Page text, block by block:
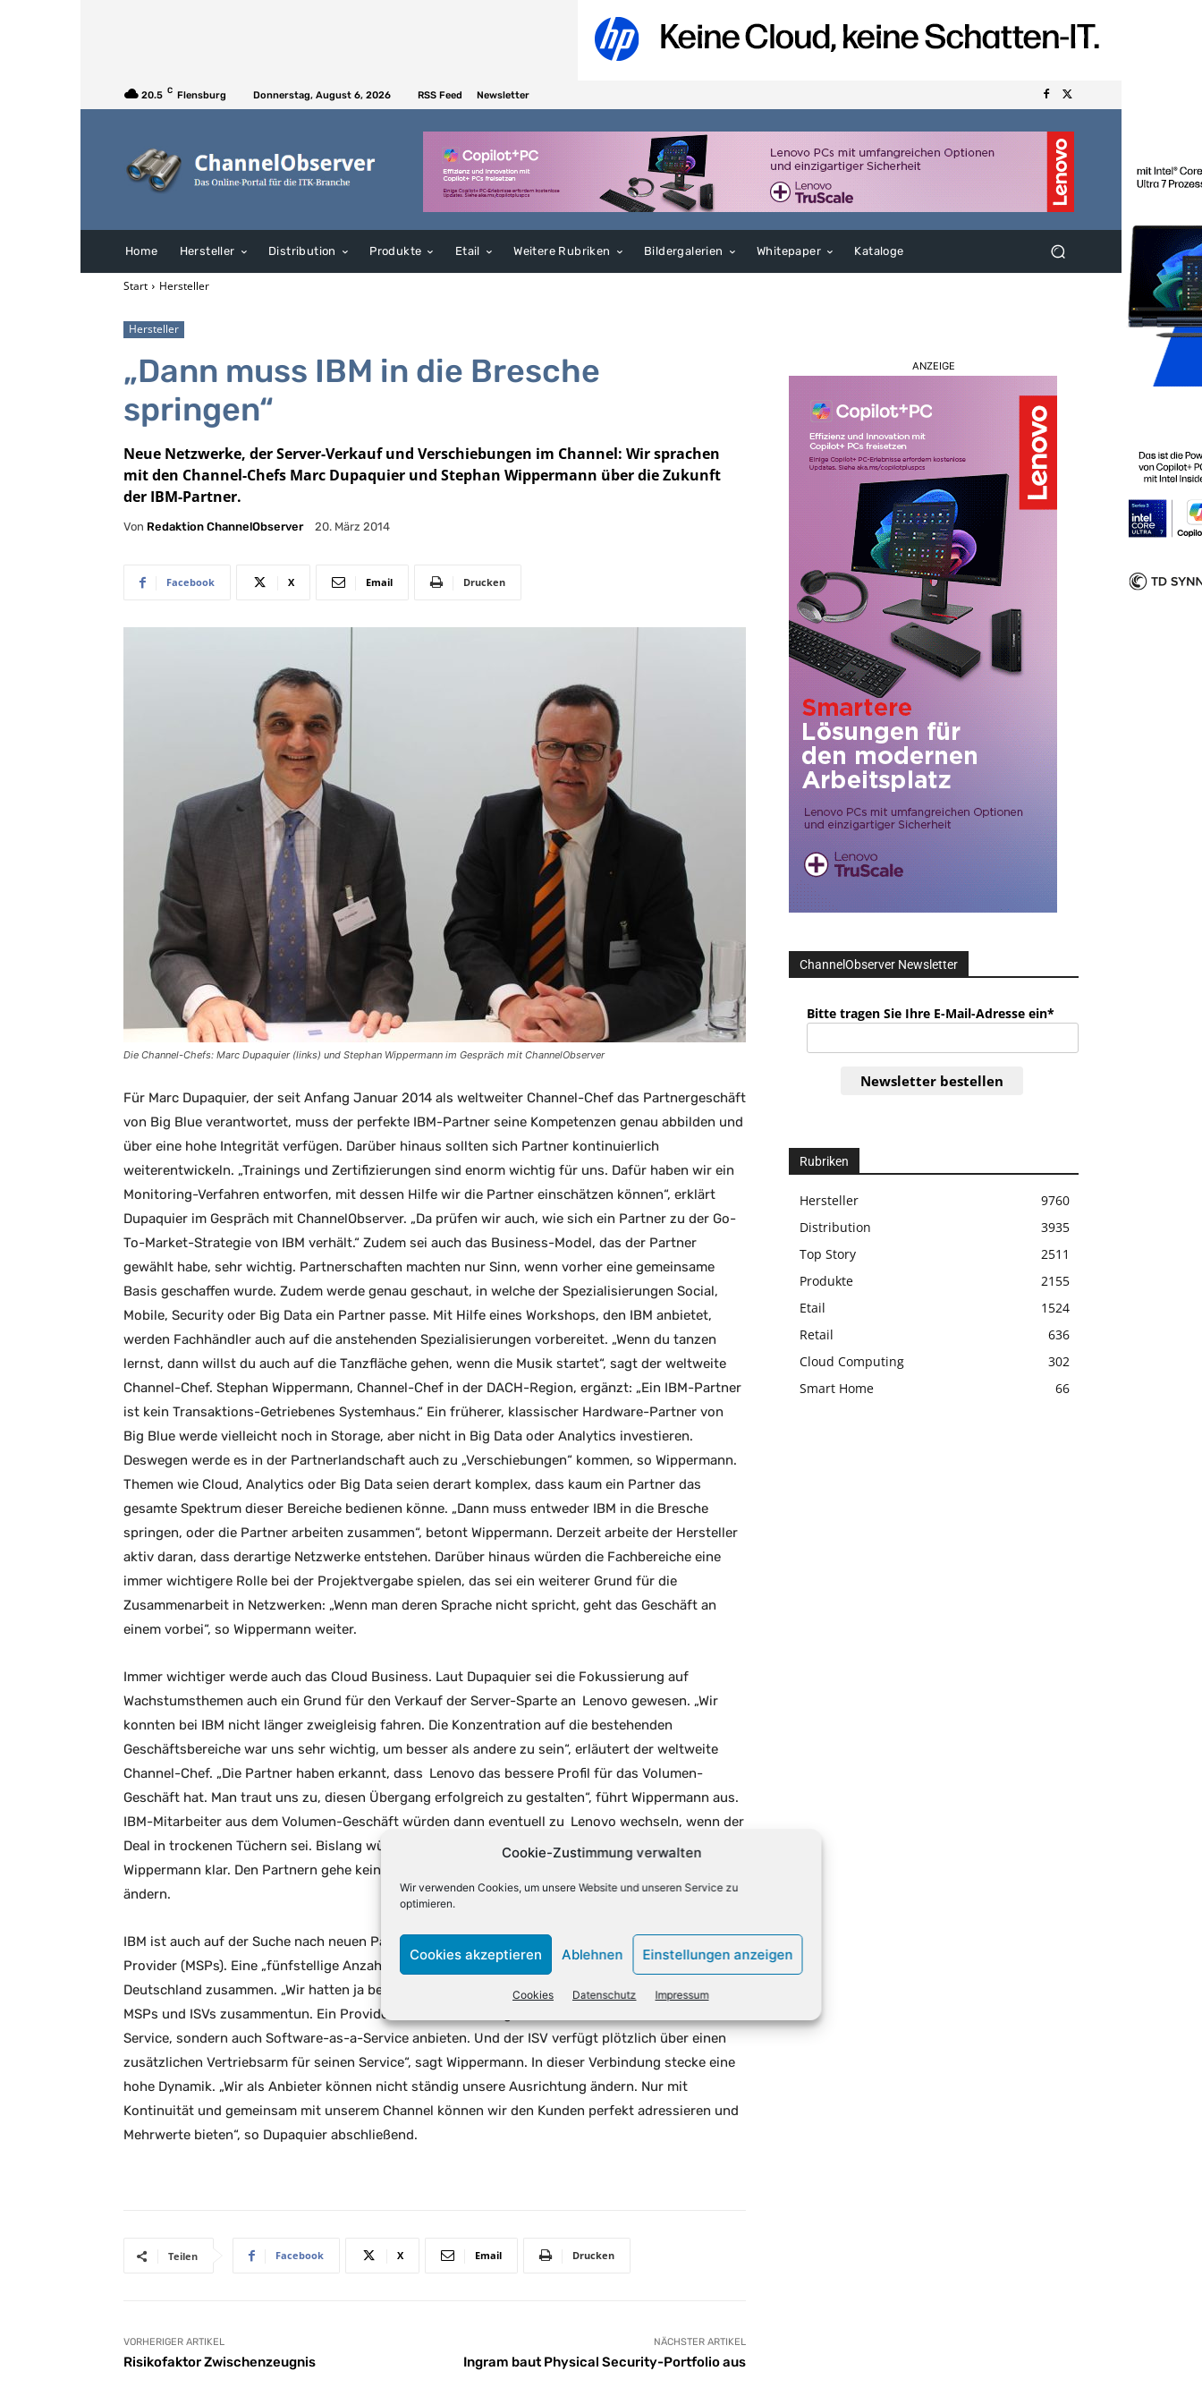
Cookie-Zustimmung verwalten
Wir verwenden Cookies, um unsere Website und unseren Service zu
optimieren.
Cookies akzeptieren Ablehnen Einstellungen anzeigen
Cookies Datenschutz Impressum
20.5 C Flensburg Donnerstag, August 6, 2026 RSS Feed Newsletter
Home Hersteller Distribution Produkte Etail Weitere Rubriken Bildergalerien Whitepaper Kataloge
Start Hersteller
Hersteller
„Dann muss IBM in die Bresche
springen“
Neue Netzwerke, der Server-Verkauf und Verschiebungen im Channel: Wir sprachen
mit den Channel-Chefs Marc Dupaquier und Stephan Wippermann über die Zukunft
der IBM-Partner.
Von Redaktion ChannelObserver 20. März 2014
Facebook X Email Drucken
Die Channel-Chefs: Marc Dupaquier (links) und Stephan Wippermann im Gespräch mit ChannelObserver
Für Marc Dupaquier, der seit Anfang Januar 2014 als weltweiter Channel-Chef das Partnergeschäft
von Big Blue verantwortet, muss der perfekte IBM-Partner seine Kompetenzen genau abbilden und
über eine hohe Integrität verfügen. Darüber hinaus sollten sich Partner kontinuierlich
weiterentwickeln. „Trainings und Zertifizierungen sind enorm wichtig für uns. Dafür haben wir ein
Monitoring-Verfahren entworfen, mit dessen Hilfe wir die Partner einschätzen können“, erklärt
Dupaquier im Gespräch mit ChannelObserver. „Da prüfen wir auch, wie sich ein Partner zu der Go-
To-Market-Strategie von IBM verhält.“ Zudem sei auch das Business-Model, das der Partner
gewählt habe, sehr wichtig. Partnerschaften machten nur Sinn, wenn vorher eine gemeinsame
Basis geschaffen wurde. Zudem werde genau geschaut, in welche der Spezialisierungen Social,
Mobile, Security oder Big Data ein Partner passe. Mit Hilfe eines Workshops, den IBM anbietet,
werden Fachhändler auch auf die anstehenden Spezialisierungen vorbereitet. „Wenn du tanzen
lernst, dann willst du auch auf die Tanzfläche gehen, wenn die Musik startet“, sagt der weltweite
Channel-Chef. Stephan Wippermann, Channel-Chef in der DACH-Region, ergänzt: „Ein IBM-Partner
ist kein Transaktions-Getriebenes Systemhaus.“ Ein früherer, klassischer Hardware-Partner von
Big Blue werde vielleicht noch in Storage, aber nicht in Big Data oder Analytics investieren.
Deswegen werde es in der Partnerlandschaft auch zu „Verschiebungen“ kommen, so Wippermann.
Themen wie Cloud, Analytics oder Big Data seien derart komplex, dass kaum ein Partner das
gesamte Spektrum dieser Bereiche bedienen könne. „Dann muss entweder IBM in die Bresche
springen, oder die Partner arbeiten zusammen“, betont Wippermann. Derzeit arbeite der Hersteller
aktiv daran, dass derartige Netzwerke entstehen. Darüber hinaus würden die Fachbereiche eine
immer wichtigere Rolle bei der Projektvergabe spielen, das sei ein weiterer Grund für die
Zusammenarbeit in Netzwerken: „Wenn man deren Sprache nicht spricht, geht das Geschäft an
einem vorbei“, so Wippermann weiter.
Immer wichtiger werde auch das Cloud Business. Laut Dupaquier sei die Fokussierung auf
Wachstumsthemen auch ein Grund für den Verkauf der Server-Sparte an Lenovo gewesen. „Wir
konnten bei IBM nicht länger zweigleisig fahren. Die Konzentration auf die bestehenden
Geschäftsbereiche war uns sehr wichtig, um besser als andere zu sein“, erläutert der weltweite
Channel-Chef. „Die Partner haben erkannt, dass Lenovo das bessere Profil für das Volumen-
Geschäft hat. Man traut uns zu, diesen Übergang erfolgreich zu gestalten“, führt Wippermann aus.
IBM-Mitarbeiter aus dem Volumen-Geschäft würden dann eventuell zu Lenovo wechseln, wenn der
Deal in trockenen Tüchern sei. Bislang würde lediglich eine Ankündigung vorliegen, stellt
Wippermann klar. Den Partnern gehe kein Geschäft verloren, nur die Ansprechpartner würden sich
ändern.
IBM ist auch auf der Suche nach neuen Partnern weltweit. Dazu zählen vor allem Managed Service
Provider (MSPs). Eine „fünfstellige Anzahl“ von Service Providern arbeite bereits mit IBM in
Deutschland zusammen. „Wir hatten ja bereits über Netzwerke gesprochen. Ideal ist es, wenn sich
MSPs und ISVs zusammentun. Ein Provider kann dann künftig nicht nur Infrastructure-as-a-
Service, sondern auch Software-as-a-Service anbieten. Und der ISV verfügt plötzlich über einen
zusätzlichen Vertriebsarm für seinen Service“, sagt Wippermann. In dieser Verbindung stecke eine
hohe Dynamik. „Wir als Anbieter können nicht ständig unsere Ausrichtung ändern. Nur mit
Kontinuität und gemeinsam mit unserem Channel können wir den Kunden perfekt adressieren und
Mehrwerte bieten“, so Dupaquier abschließend.
Teilen Facebook X Email Drucken
VORHERIGER ARTIKEL
Risikofaktor Zwischenzeugnis
NÄCHSTER ARTIKEL
Ingram baut Physical Security-Portfolio aus
ANZEIGE
ChannelObserver Newsletter
Bitte tragen Sie Ihre E-Mail-Adresse ein*
Newsletter bestellen
Rubriken
Hersteller
9760
Distribution
3935
Top Story
2511
Produkte
2155
Etail
1524
Retail
636
Cloud Computing
302
Smart Home
66